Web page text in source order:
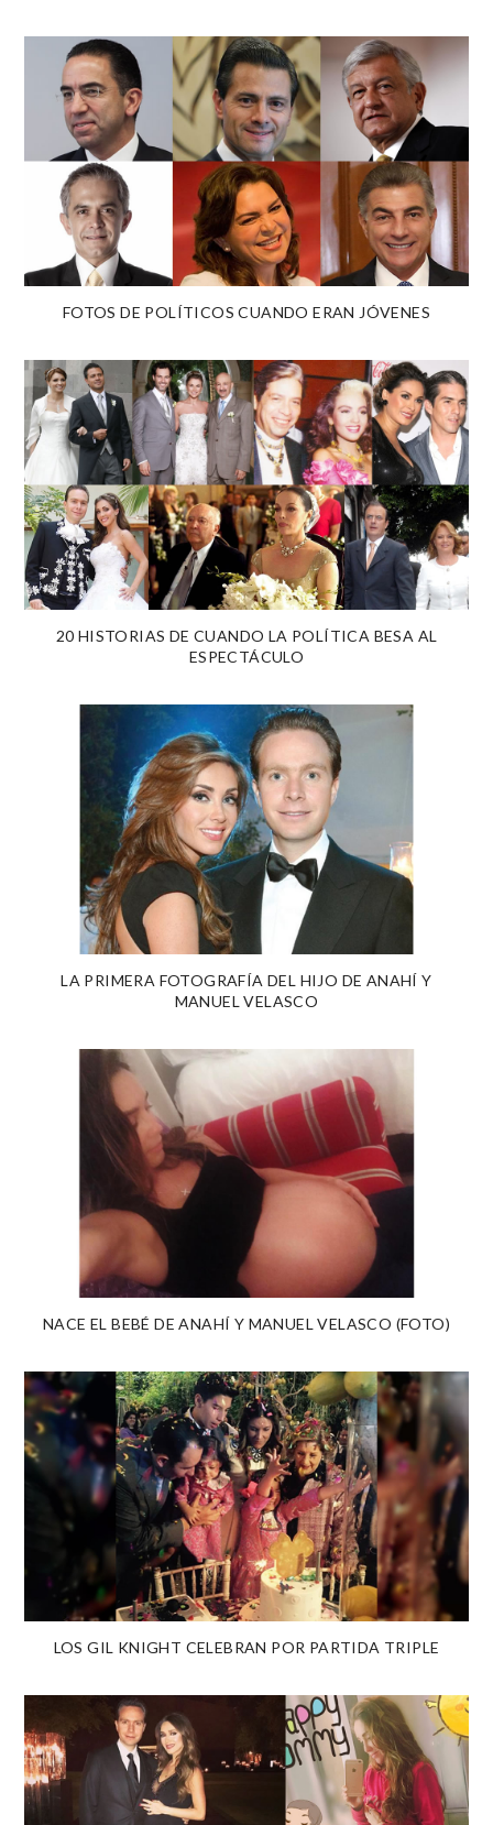
FOTOS DE POLÍTICOS CUANDO ERAN JÓVENES
20 HISTORIAS DE CUANDO LA POLÍTICA BESA AL
ESPECTÁCULO
LA PRIMERA FOTOGRAFÍA DEL HIJO DE ANAHÍ Y
MANUEL VELASCO
NACE EL BEBÉ DE ANAHÍ Y MANUEL VELASCO (FOTO)
LOS GIL KNIGHT CELEBRAN POR PARTIDA TRIPLE